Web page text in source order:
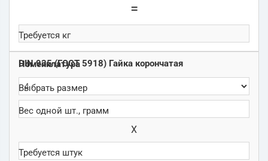
=
DIN 935 (ГОСТ 5918) Гайка корончатая
Х